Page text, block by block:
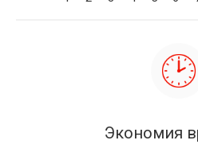
Экономия